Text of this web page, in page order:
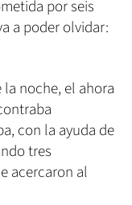
por seis
a poder olvidar:
noche, el ahora
con la ayuda de
tres
acercaron al